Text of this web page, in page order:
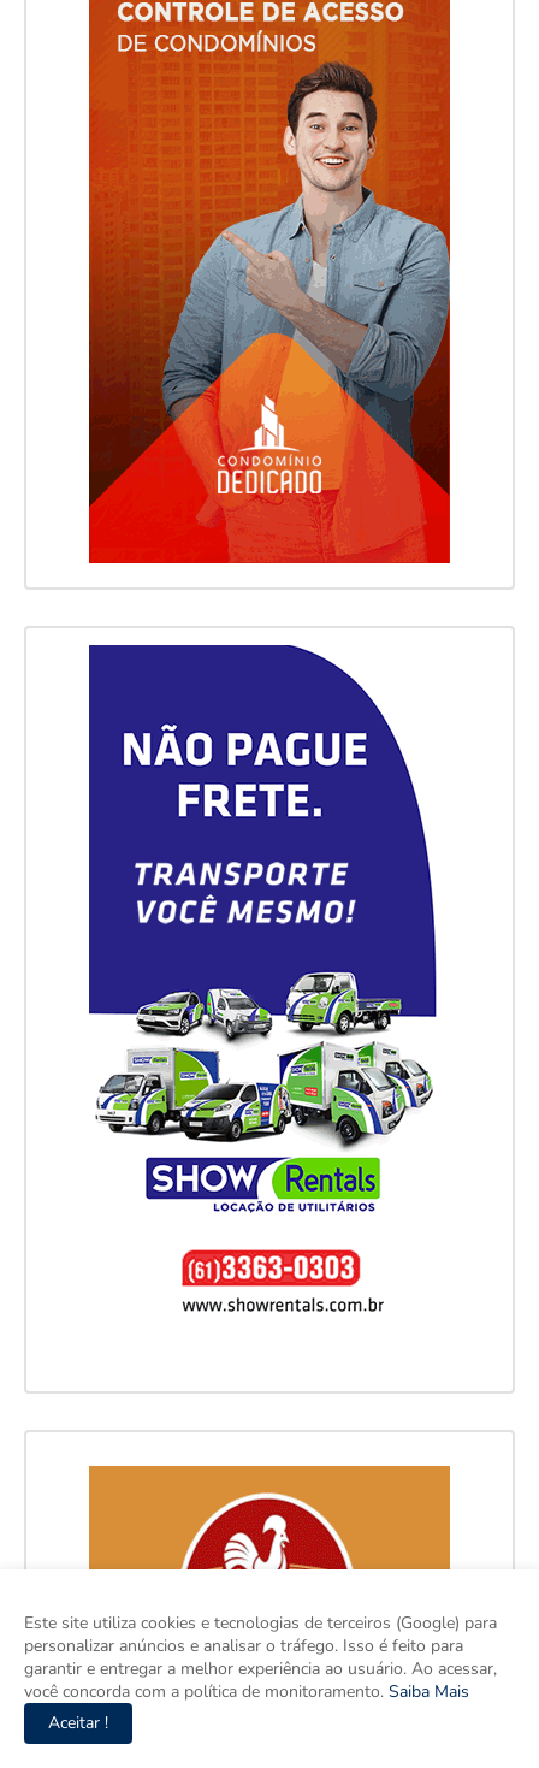
Este site utiliza cookies e tecnologias de terceiros (Google) para
personalizar anúncios e analisar o tráfego. Isso é feito para
garantir e entregar a melhor experiência ao usuário. Ao acessar,
você concorda com a política de monitoramento. Saiba Mais
Aceitar !